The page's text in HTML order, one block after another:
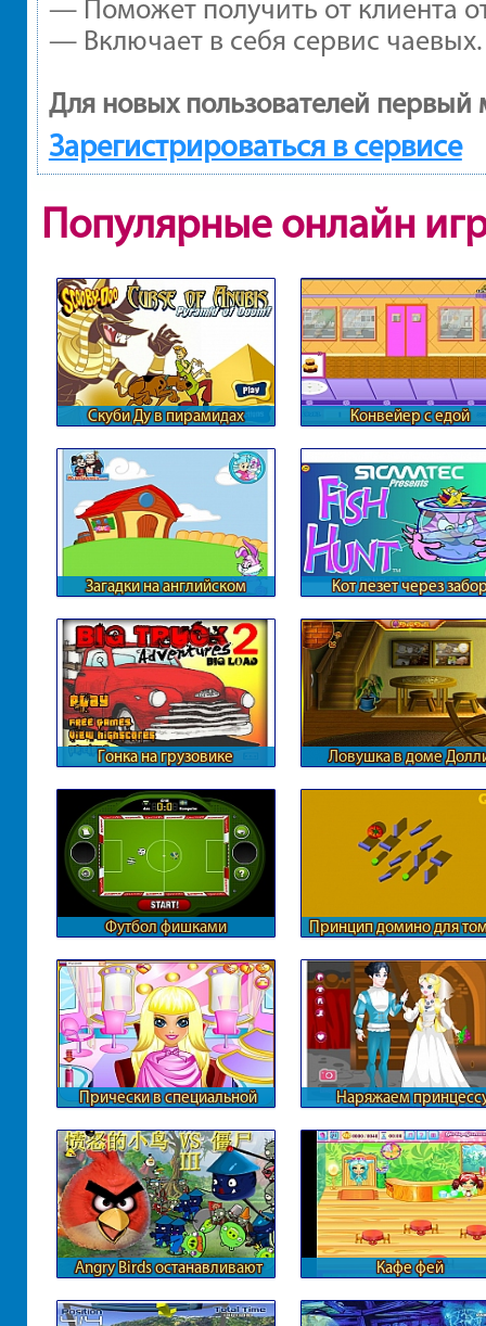
— Поможет получить от клиента
— Включает в себя сервис чаевых.
Для новых пользователей первый
Зарегистрироваться в сервисе
Популярные онлайн
Скуби Ду в пирамидах Конвейер с едой
Загадки на английском Кот лезет через
Гонка на грузовике Ловушка в доме
Футбол фишками Принцип домино для
Прически в специальной
Наряжаем
Angry Birds останавливают
Кафе фей